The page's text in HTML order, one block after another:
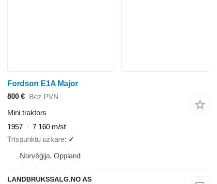
Fordson E1A Major
800 € Bez PVN
Mini traktors
1957
7 160 m/st
Trīspunktu uzkare ✓
Norvēģija, Oppland
LANDBRUKSSALG.NO AS